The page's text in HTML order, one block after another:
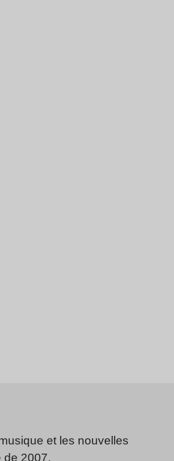
et les nouvelles
de 2007.